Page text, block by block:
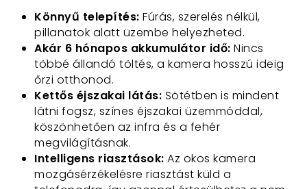
Könnyű telepítés: Fúrás, szerelés nélkül,
pillanatok alatt üzembe helyezheted.
Akár 6 hónapos akkumulátor idő: Nincs
többé állandó töltés, a kamera hosszú ideig
őrzi otthonod.
Kettős éjszakai látás: Sötétben is mindent
látni fogsz, színes éjszakai üzemmóddal,
köszönhetően az infra és a fehér
megvilágításnak.
Intelligens riasztások: Az okos kamera
mozgásérzékelésre riasztást küld a